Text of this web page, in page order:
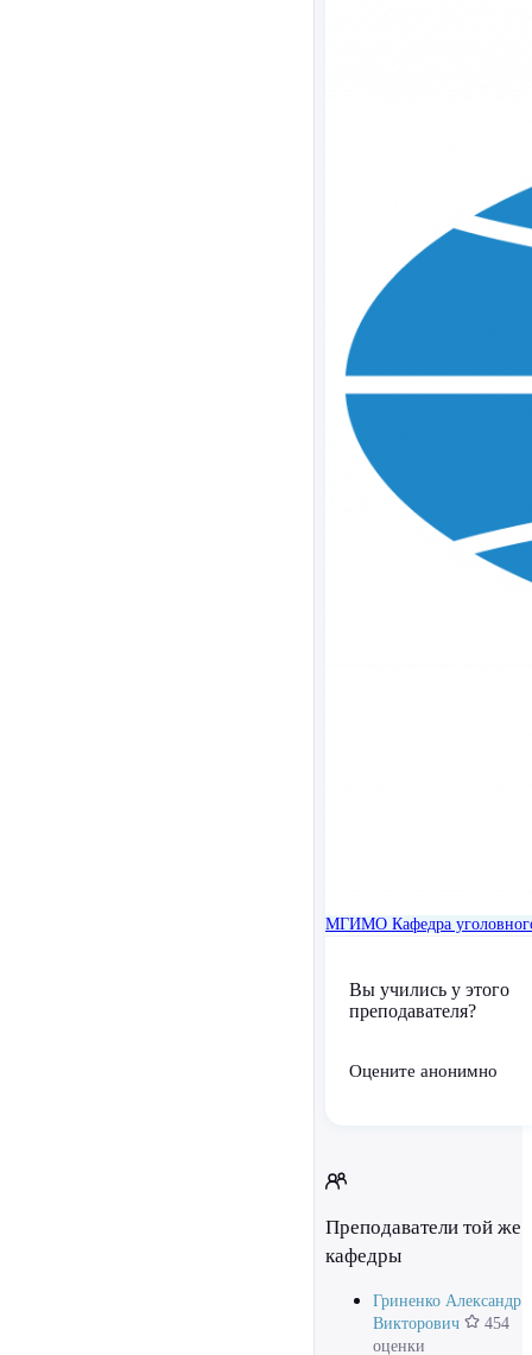
МГИМО Кафедра
Вы учились у этого
преподавателя?
Оцените анонимно
Преподаватели той же
кафедры
Гриненко Александр
Викторович
454
оценки